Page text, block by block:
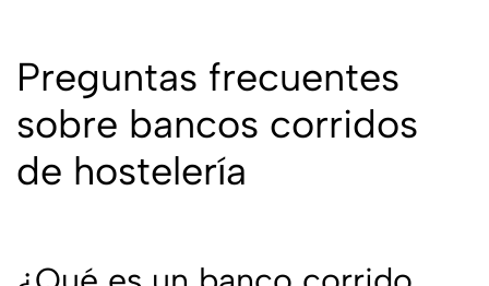
Preguntas frecuentes
sobre bancos corridos
de hostelería